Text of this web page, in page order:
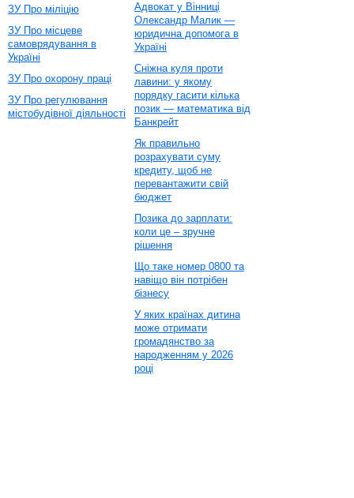
ЗУ Про міліцію
ЗУ Про місцеве
самоврядування в
Україні
ЗУ Про охорону праці
ЗУ Про регулювання
містобудівної діяльності
Адвокат у Вінниці
Олександр Малик —
юридична допомога в
Україні
Сніжна куля проти
лавини: у якому
порядку гасити кілька
позик — математика від
Банкрейт
Як правильно
розрахувати суму
кредиту, щоб не
перевантажити свій
бюджет
Позика до зарплати:
коли це – зручне
рішення
Що таке номер 0800 та
навіщо він потрібен
бізнесу
У яких країнах дитина
може отримати
громадянство за
народженням у 2026
році